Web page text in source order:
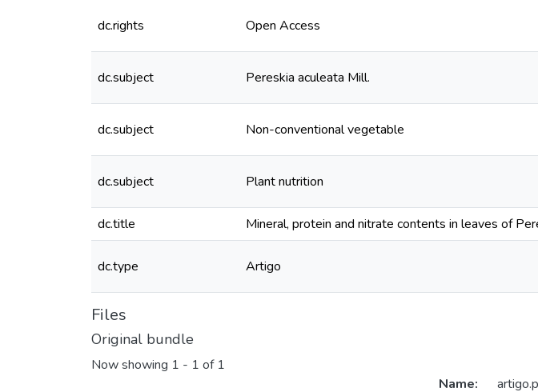
dc.rights Open Access
dc.subject Pereskia aculeata Mill.
dc.subject Non-conventional vegetable
dc.subject Plant nutrition
dc.title
Mineral, protein and nitrate contents in leaves of
dc.type Artigo
Files
Original bundle
Now showing 1 - 1 of 1
Name: